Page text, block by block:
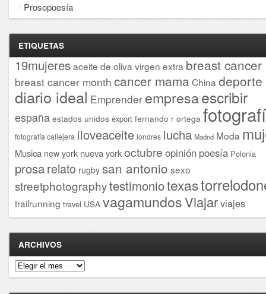
Prosopoesía
ETIQUETAS
19mujeresaceite de oliva virgen extra breast cancer
breast cancer month cancer mama China deporte
diario ideal Emprender empresaescribir
españa estados unidos export fernando r ortega
fotografía callejera iloveaceite londres lucha Madrid Moda
Musica new york nueva yorkoctubre opinión poesía Polonia
prosarelato rugby san antonio sexo
streetphotographytestimoniotexas
trailrunning travel USA vagamundosViajarviajes
ARCHIVOS
Archivos